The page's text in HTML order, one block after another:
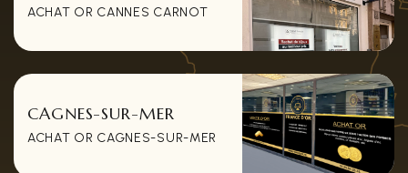
ACHAT OR CANNES CARNOT
CAGNES-SUR-MER
ACHAT OR CAGNES-SUR-MER